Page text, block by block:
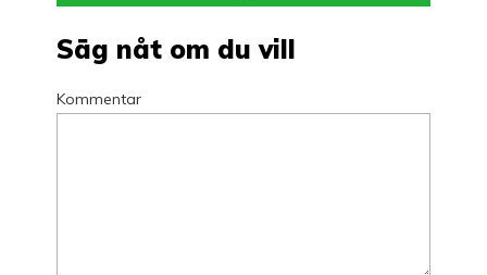
Säg nåt om du vill
Kommentar